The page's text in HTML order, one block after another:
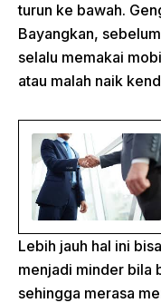
turun ke bawah.
Bayangkan,
selalu memakai
atau malah naik
Lebih jauh hal ini
menjadi minder bila
sehingga merasa